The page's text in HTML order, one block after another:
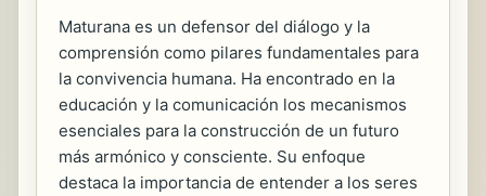
Maturana es un defensor del diálogo y la
comprensión como pilares fundamentales para
la convivencia humana. Ha encontrado en la
educación y la comunicación los mecanismos
esenciales para la construcción de un futuro
más armónico y consciente. Su enfoque
destaca la importancia de entender a los seres